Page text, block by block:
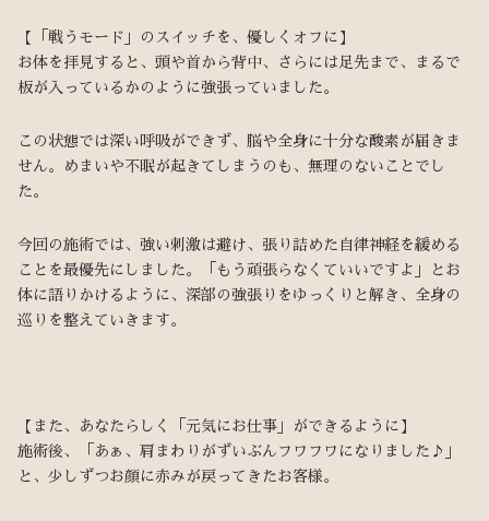
【「戦うモード」のスイッチを、優しくオフに】
お体を拝見すると、頭や首から背中、さらには足先まで、まるで
板が入っているかのように強張っていました。
この状態では深い呼吸ができず、脳や全身に十分な酸素が届きま
せん。めまいや不眠が起きてしまうのも、無理のないことでし
た。
今回の施術では、強い刺激は避け、張り詰めた自律神経を緩める
ことを最優先にしました。「もう頑張らなくていいですよ」とお
体に語りかけるように、深部の強張りをゆっくりと解き、全身の
巡りを整えていきます。
【また、あなたらしく「元気にお仕事」ができるように】
施術後、「あぁ、肩まわりがずいぶんフワフワになりました♪」
と、少しずつお顔に赤みが戻ってきたお客様。